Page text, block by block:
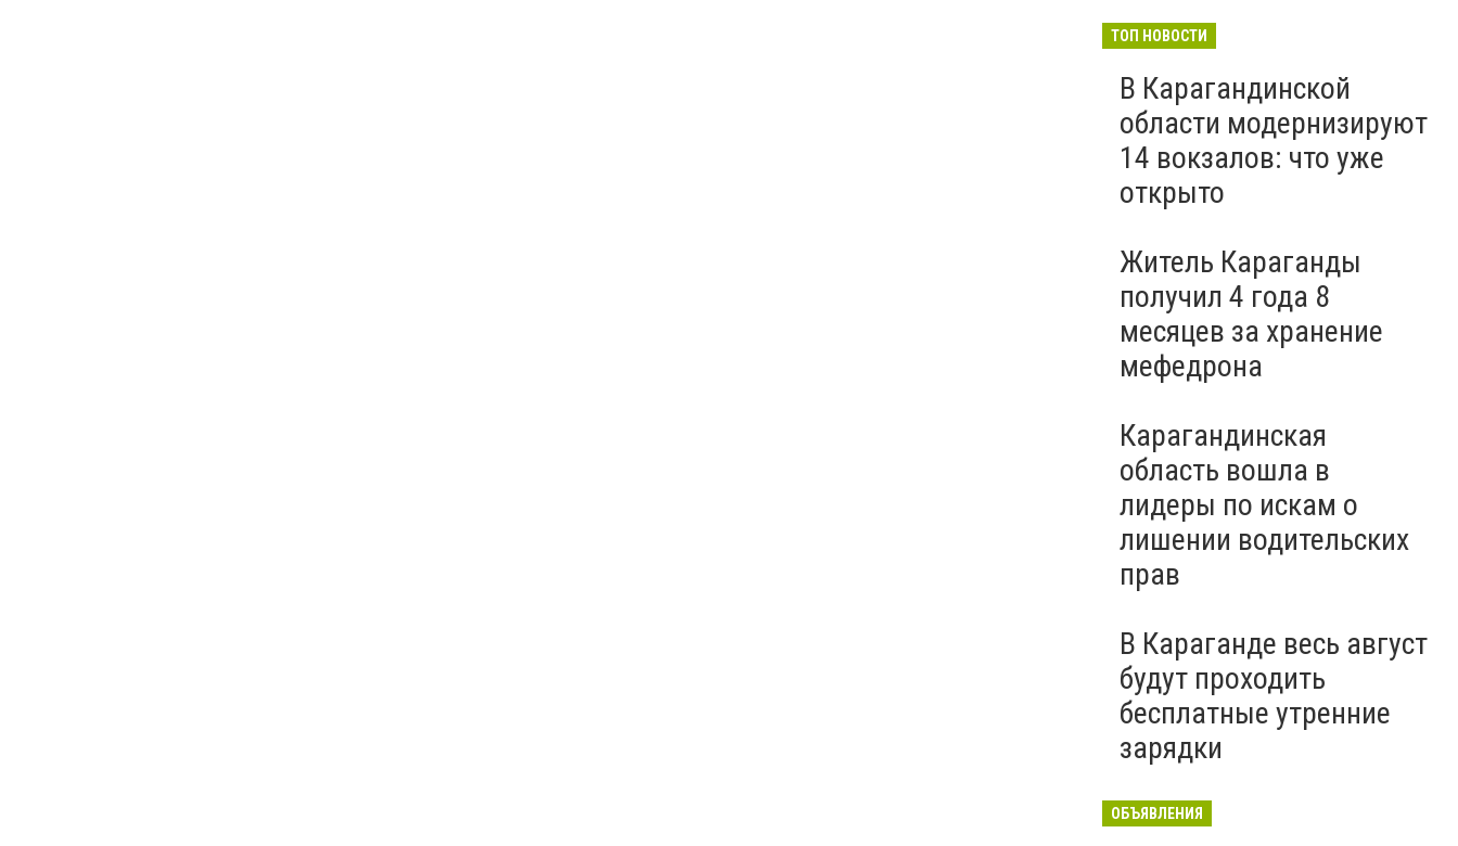
бизнес
ТОП НОВОСТИ
В Карагандинской
области модернизируют
14 вокзалов: что уже
открыто
Житель Караганды
получил 4 года 8
месяцев за хранение
мефедрона
Карагандинская
область вошла в
лидеры по искам о
лишении водительских
прав
В Караганде весь август
будут проходить
бесплатные утренние
зарядки
ОБЪЯВЛЕНИЯ